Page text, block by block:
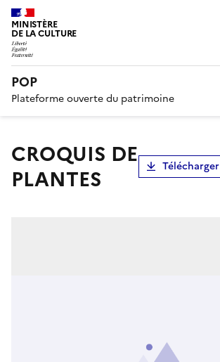
MINISTÈRE
DE LA CULTURE
POP
Plateforme ouverte du patrimoine
CROQUIS DE
PLANTES
Télécharger